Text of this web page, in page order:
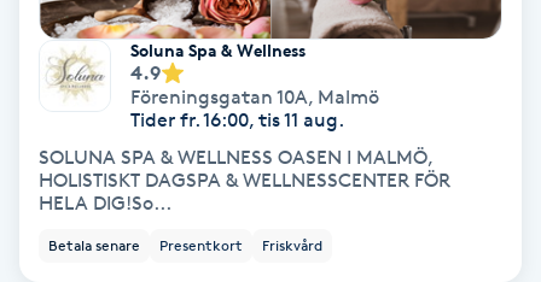
Radiofrekvens
Rakning
Soluna Spa & Wellness
4.9
Föreningsgatan 10A, Malmö
Tider fr. 16:00, tis 11 aug.
SOLUNA SPA & WELLNESS OASEN I MALMÖ,
HOLISTISKT DAGSPA & WELLNESSCENTER FÖR
HELA DIG!So...
Betala senare Presentkort Friskvård